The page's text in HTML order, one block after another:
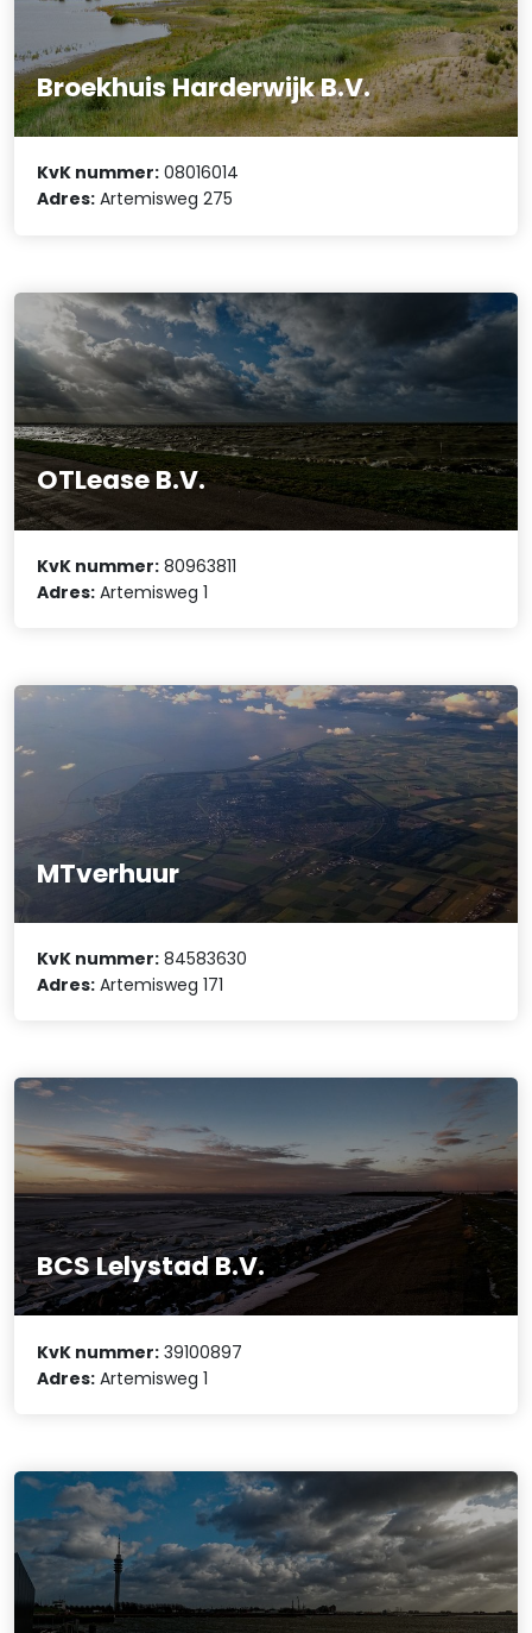
Broekhuis Harderwijk B.V.
KvK nummer: 08016014
Adres: Artemisweg 275
OTLease B.V.
KvK nummer: 80963811
Adres: Artemisweg 1
MTverhuur
KvK nummer: 84583630
Adres: Artemisweg 171
BCS Lelystad B.V.
KvK nummer: 39100897
Adres: Artemisweg 1